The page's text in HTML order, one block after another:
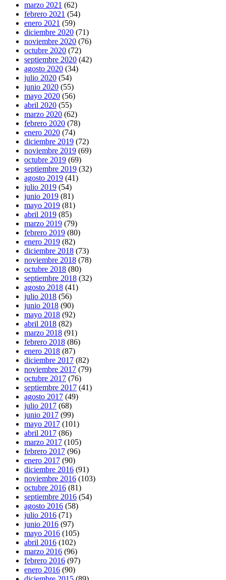
marzo 2021 (62)
febrero 2021 (54)
enero 2021 (59)
diciembre 2020 (71)
noviembre 2020 (76)
octubre 2020 (72)
septiembre 2020 (42)
agosto 2020 (34)
julio 2020 (54)
junio 2020 (55)
mayo 2020 (56)
abril 2020 (55)
marzo 2020 (62)
febrero 2020 (78)
enero 2020 (74)
diciembre 2019 (72)
noviembre 2019 (69)
octubre 2019 (69)
septiembre 2019 (32)
agosto 2019 (41)
julio 2019 (54)
junio 2019 (81)
mayo 2019 (81)
abril 2019 (85)
marzo 2019 (79)
febrero 2019 (80)
enero 2019 (82)
diciembre 2018 (73)
noviembre 2018 (78)
octubre 2018 (80)
septiembre 2018 (32)
agosto 2018 (41)
julio 2018 (56)
junio 2018 (90)
mayo 2018 (92)
abril 2018 (82)
marzo 2018 (91)
febrero 2018 (86)
enero 2018 (87)
diciembre 2017 (82)
noviembre 2017 (79)
octubre 2017 (76)
septiembre 2017 (41)
agosto 2017 (49)
julio 2017 (68)
junio 2017 (99)
mayo 2017 (101)
abril 2017 (86)
marzo 2017 (105)
febrero 2017 (96)
enero 2017 (90)
diciembre 2016 (91)
noviembre 2016 (103)
octubre 2016 (81)
septiembre 2016 (54)
agosto 2016 (58)
julio 2016 (71)
junio 2016 (97)
mayo 2016 (105)
abril 2016 (102)
marzo 2016 (96)
febrero 2016 (97)
enero 2016 (90)